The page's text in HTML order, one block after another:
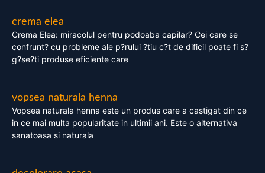
crema elea
Crema Elea: miracolul pentru podoaba capilar? Cei care se
confrunt? cu probleme ale p?rului ?tiu c?t de dificil poate fi s?
g?se?ti produse eficiente care
vopsea naturala henna
Vopsea naturala henna este un produs care a castigat din ce
in ce mai multa popularitate in ultimii ani. Este o alternativa
sanatoasa si naturala